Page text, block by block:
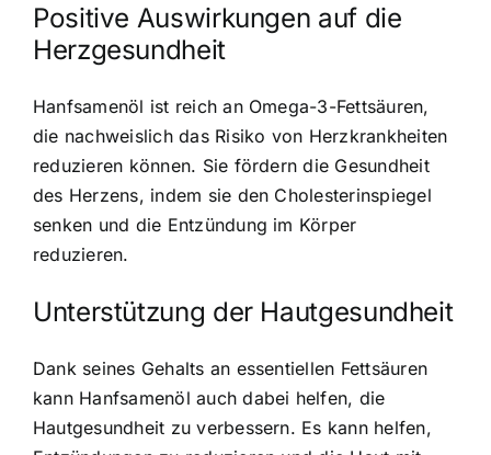
Positive Auswirkungen auf die
Herzgesundheit
Hanfsamenöl ist reich an Omega-3-Fettsäuren,
die nachweislich das Risiko von Herzkrankheiten
reduzieren können. Sie fördern die Gesundheit
des Herzens, indem sie den Cholesterinspiegel
senken und die Entzündung im Körper
reduzieren.
Unterstützung der Hautgesundheit
Dank seines Gehalts an essentiellen Fettsäuren
kann Hanfsamenöl auch dabei helfen, die
Hautgesundheit zu verbessern. Es kann helfen,